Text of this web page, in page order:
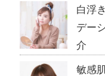
白浮
デー
介
敏感